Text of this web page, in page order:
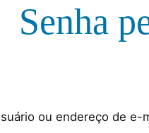
Senha
ou endereço de